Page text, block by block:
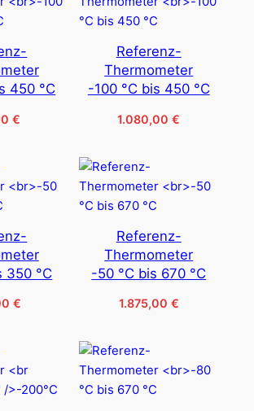
450 °C
€
Referenz-
Thermometer
-100 °C bis 450 °C
1.080,00€
350 °C
€
Referenz-
Thermometer
-50 °C bis 670 °C
1.875,00 €